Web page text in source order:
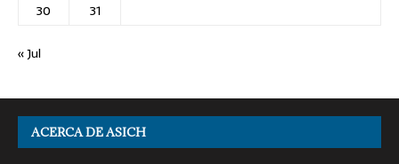
30
31
« Jul
ACERCA DE ASICH